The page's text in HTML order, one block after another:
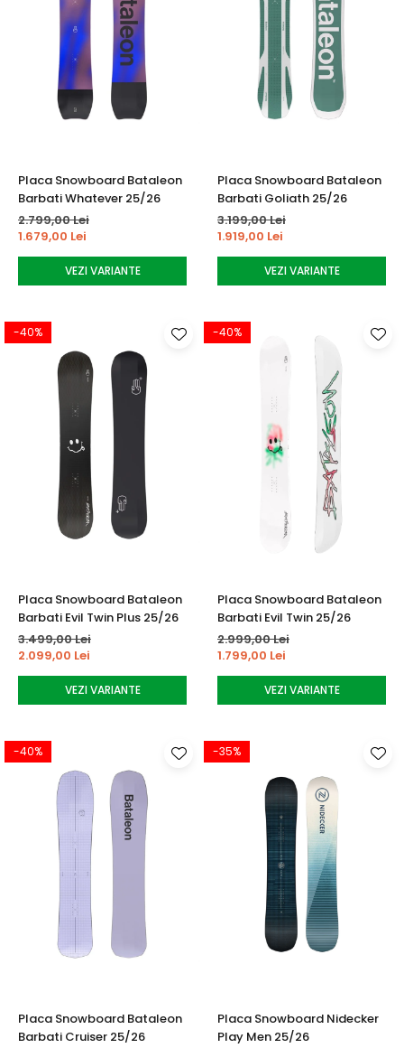
Placa Snowboard Bataleon
Barbati Whatever 25/26
2.799,00 Lei
1.679,00 Lei
VEZI VARIANTE
Placa Snowboard Bataleon
Barbati Goliath 25/26
3.199,00 Lei
1.919,00 Lei
VEZI VARIANTE
-40%
Placa Snowboard Bataleon
Barbati Evil Twin Plus 25/26
3.499,00 Lei
2.099,00 Lei
VEZI VARIANTE
-40%
Placa Snowboard Bataleon
Barbati Evil Twin 25/26
2.999,00 Lei
1.799,00 Lei
VEZI VARIANTE
-40%
Placa Snowboard Bataleon
Barbati Cruiser 25/26
-35%
Placa Snowboard Nidecker
Play Men 25/26